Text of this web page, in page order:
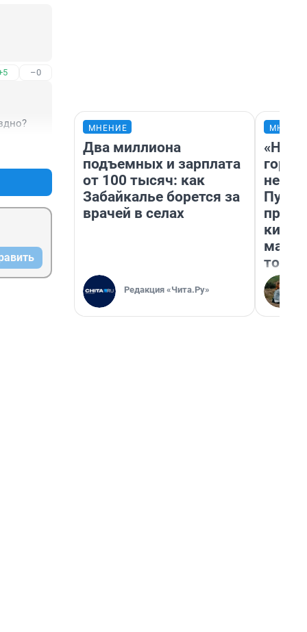
–0
МНЕНИЕ
Два миллиона
подъемных и зарплата
от 100 тысяч: как
Забайкалье борется за
врачей в селах
Редакция «Чита.Ру»
«Нет
того